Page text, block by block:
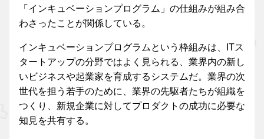
「インキュベーションプログラム」の仕組みが組み合
わさったことが関係している。
インキュベーションプログラムという枠組みは、ITス
タートアップの分野ではよく見られる、業界内の新し
いビジネスや起業家を育成するシステムだ。業界の次
世代を担う若手のために、業界の先駆者たちが組織を
つくり、新規企業に対してプロダクトの成功に必要な
知見を共有する。